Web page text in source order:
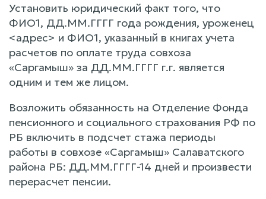
Установить юридический факт того, что
ФИО1, ДД.ММ.ГГГГ года рождения, уроженец
<адрес> и ФИО1, указанный в книгах учета
расчетов по оплате труда совхоза
«Саргамыш» за ДД.ММ.ГГГГ г.г. является
одним и тем же лицом.
Возложить обязанность на Отделение Фонда
пенсионного и социального страхования РФ по
РБ включить в подсчет стажа периоды
работы в совхозе «Саргамыш» Салаватского
района РБ: ДД.ММ.ГГГГ-14 дней и произвести
перерасчет пенсии.